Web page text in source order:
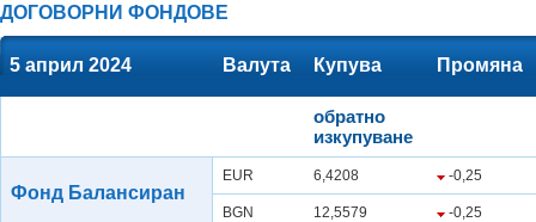
ДОГОВОРНИ ФОНДОВЕ
5 април 2024 Валута Купува Промяна
обратно
изкупуване
Фонд Балансиран
EUR 6,4208 -0,25
BGN 12,5579 -0,25